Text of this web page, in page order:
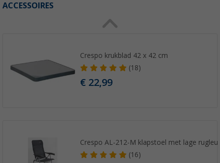
ACCESSOIRES
Crespo krukblad 42 x 42 cm
(18)
€ 22,99
Crespo AL-212-M klapstoel met lage
(16)